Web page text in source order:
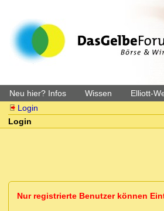
Neu hier? Infos Wissen Elliott-
Login
Login
Nur registrierte Benutzer können